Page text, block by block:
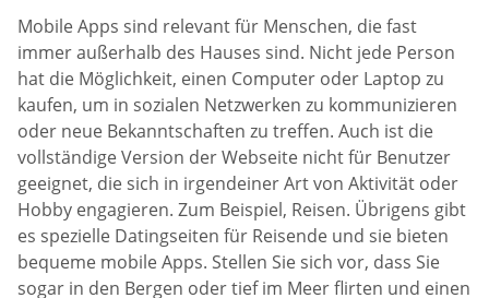
Mobile Apps sind relevant für Menschen, die fast
immer außerhalb des Hauses sind. Nicht jede Person
hat die Möglichkeit, einen Computer oder Laptop zu
kaufen, um in sozialen Netzwerken zu kommunizieren
oder neue Bekanntschaften zu treffen. Auch ist die
vollständige Version der Webseite nicht für Benutzer
geeignet, die sich in irgendeiner Art von Aktivität oder
Hobby engagieren. Zum Beispiel, Reisen. Übrigens gibt
es spezielle Datingseiten für Reisende und sie bieten
bequeme mobile Apps. Stellen Sie sich vor, dass Sie
sogar in den Bergen oder tief im Meer flirten und einen